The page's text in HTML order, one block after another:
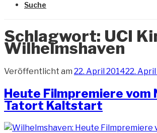
Suche
Schlagwort: UCI
Wilhelmshaven
Veröffentlicht am 22. April 201422.
Heute Filmpremiere vom
Tatort Kaltstart